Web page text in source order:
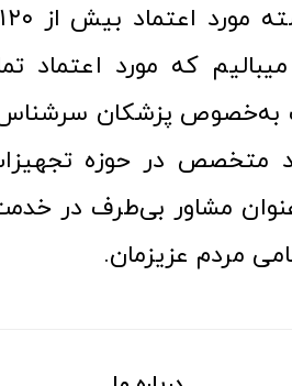
که مورد اعتماد
به‌خصوص پزشکان
متخصص در حوزه
مشاور بی‌طرف در خدمت
مردم عزیزمان.